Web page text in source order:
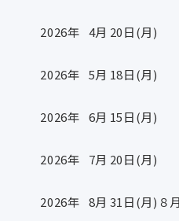
2026年 4月 20日(月)
2026年 5月 18日(月)
2026年 6月 15日(月)
2026年 7月 20日(月)
2026年 8月 31 日(月) ８